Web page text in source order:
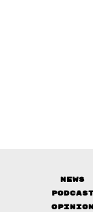
News
Opinion